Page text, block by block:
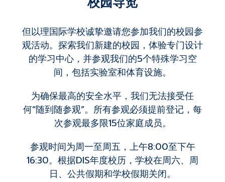
但以理国际学校诚挚邀请您参加我们的校园参
观活动。探索我们新建的校园，体验专门设计
的学习中心，并参观我们的5个特殊学习空
间，包括实验室和体育设施。
为确保最高的安全水平，我们无法接受任
何“随到随参观”。所有参观必须提前登记，每
次参观最多限15位家庭成员。
参观时间为周一至周五，上午8:00至下午
16:30。根据DIS年度校历，学校在周六、周
日、公共假期和学校假期关闭。